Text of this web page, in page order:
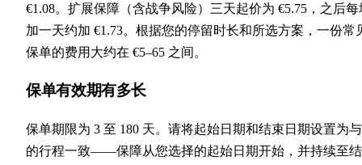
€1.08。扩展保障（含战争风险）三天起价为 €5.75，之后每
加一天约加 €1.73。根据您的停留时长和所选方案，一份常
保单的费用大约在 €5–65 之间。
保单有效期有多长
保单期限为 3 至 180 天。请将起始日期和结束日期设置为
的行程一致——保障从您选择的起始日期开始，并持续至